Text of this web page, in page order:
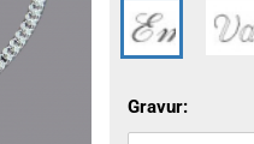
Gravur: